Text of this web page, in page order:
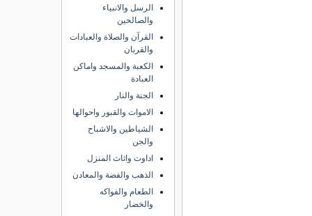
الرسل والانبياء
والصالحين
القرآن والصلاة والعبادات
والقربان
الكعبة والمسجد واماكن
العبادة
الجنة والنار
الاموات والقبور واحوالها
الشياطين والاشباح
والجن
اداوت واثاث المنزل
الذهب والفضة والمعادن
الطعام والفواكه
والخضار